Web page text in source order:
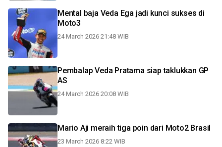
Mental baja Veda Ega jadi kunci sukses di
Moto3
24 March 2026 21:48 WIB
Pembalap Veda Pratama siap taklukkan GP
AS
24 March 2026 20:08 WIB
Mario Aji meraih tiga poin dari Moto2 Brasil
23 March 2026 8:22 WIB